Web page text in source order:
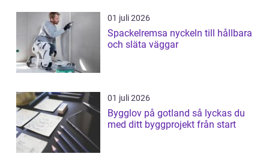
01 juli 2026
Spackelremsa nyckeln till hållbara
och släta väggar
01 juli 2026
Bygglov på gotland så lyckas du
med ditt byggprojekt från start